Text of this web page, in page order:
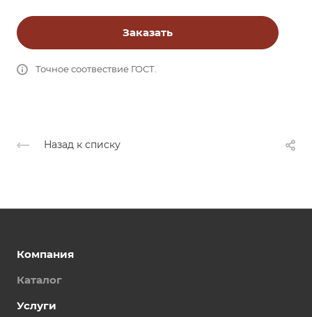
Заказать
Точное соотвествие ГОСТ.
Назад к списку
Компания
Каталог
Услуги